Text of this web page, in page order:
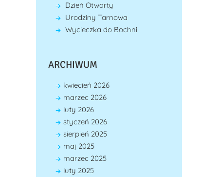
Dzień Otwarty
Urodziny Tarnowa
Wycieczka do Bochni
ARCHIWUM
kwiecień 2026
marzec 2026
luty 2026
styczeń 2026
sierpień 2025
maj 2025
marzec 2025
luty 2025